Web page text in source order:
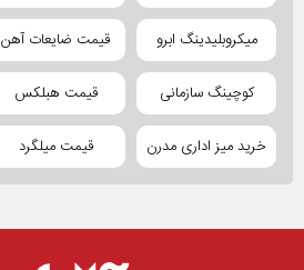
میکروبلیدینگ ابرو قیمت ضایعات آهن
کوچینگ سازمانی قیمت هبلکس
خرید میز اداری مدرن قیمت میلگرد